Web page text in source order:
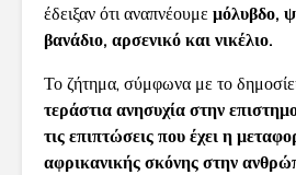
έδειξαν ότι αναπνέουμε μόλυβδο,
βανάδιο, αρσενικό και νικέλιο.
Το ζήτημα, σύμφωνα με το
τεράστια ανησυχία στην
τις επιπτώσεις που έχει η
αφρικανικής σκόνης στην